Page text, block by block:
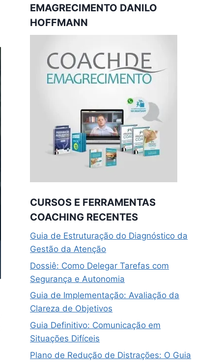
EMAGRECIMENTO DANILO
HOFFMANN
CURSOS E FERRAMENTAS
COACHING RECENTES
Guia de Estruturação do Diagnóstico da
Gestão da Atenção
Dossiê: Como Delegar Tarefas com
Segurança e Autonomia
Guia de Implementação: Avaliação da
Clareza de Objetivos
Guia Definitivo: Comunicação em
Situações Difíceis
Plano de Redução de Distrações: O Guia